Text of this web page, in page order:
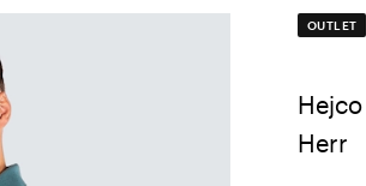
OUTLET
Herr